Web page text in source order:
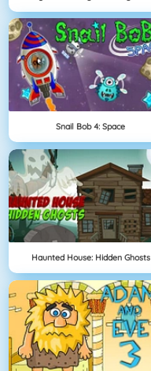
Snail Bob 4: Space
Haunted House: Hidden Ghosts